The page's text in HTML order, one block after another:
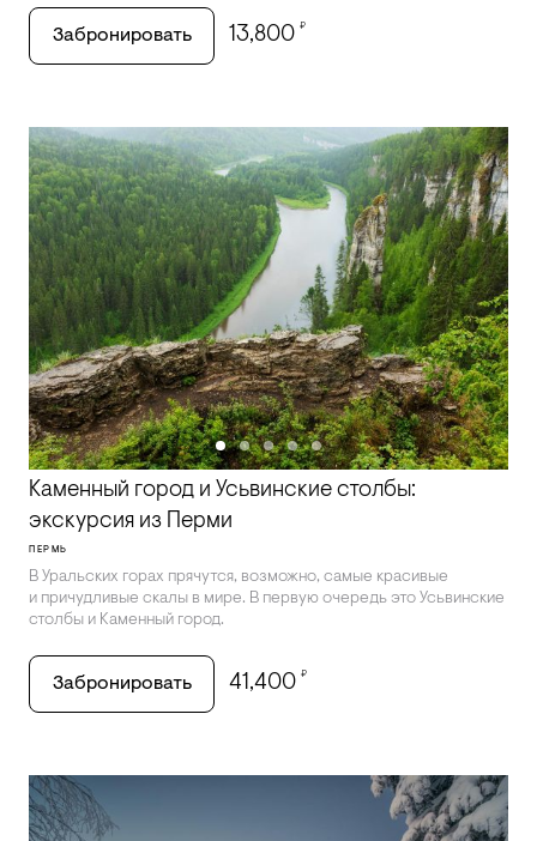
Забронировать 13,800 ₽
Каменный город и Усьвинские столбы:
экскурсия из Перми
ПЕРМЬ
В Уральских горах прячутся, возможно, самые красивые
и причудливые скалы в мире. В первую очередь это Усьвинские
столбы и Каменный город.
Забронировать 41,400 ₽